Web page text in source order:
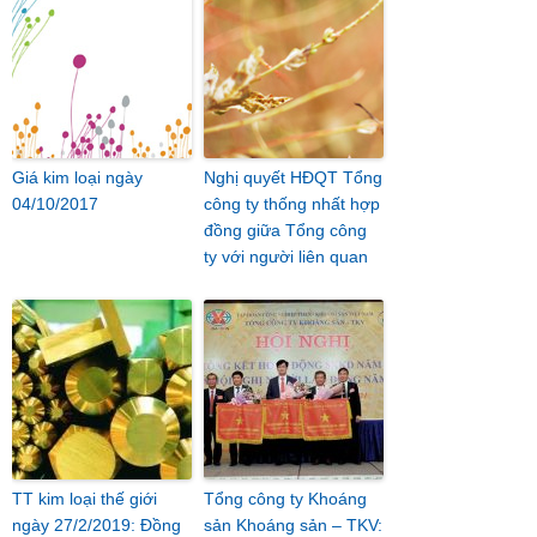
Giá kim loại ngày
04/10/2017
Nghị quyết HĐQT Tổng
công ty thống nhất hợp
đồng giữa Tổng công
ty với người liên quan
TT kim loại thế giới
ngày 27/2/2019: Đồng
Tổng công ty Khoáng
sản Khoáng sản – TKV: